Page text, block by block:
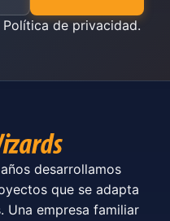
Política de privacidad.
desarrollamos
que se adapta
Una empresa familiar